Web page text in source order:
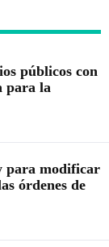
públicos con
para la
para modificar
órdenes de